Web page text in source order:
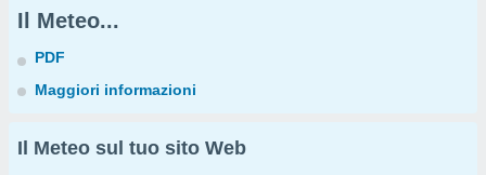
Il Meteo...
PDF
Maggiori informazioni
Il Meteo sul tuo sito Web